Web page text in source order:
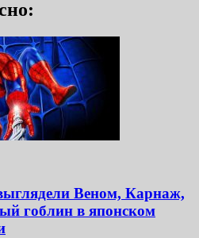
Веном, Карнаж,
гоблин в японском